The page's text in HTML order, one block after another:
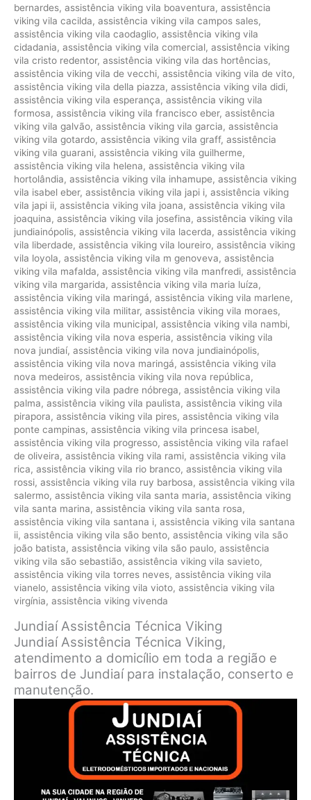
bernardes, assistência viking vila boaventura, assistência
viking vila cacilda, assistência viking vila campos sales,
assistência viking vila caodaglio, assistência viking vila
cidadania, assistência viking vila comercial, assistência viking
vila cristo redentor, assistência viking vila das hortências,
assistência viking vila de vecchi, assistência viking vila de vito,
assistência viking vila della piazza, assistência viking vila didi,
assistência viking vila esperança, assistência viking vila
formosa, assistência viking vila francisco eber, assistência
viking vila galvão, assistência viking vila garcia, assistência
viking vila gotardo, assistência viking vila graff, assistência
viking vila guarani, assistência viking vila guilherme,
assistência viking vila helena, assistência viking vila
hortolândia, assistência viking vila inhamupe, assistência viking
vila isabel eber, assistência viking vila japi i, assistência viking
vila japi ii, assistência viking vila joana, assistência viking vila
joaquina, assistência viking vila josefina, assistência viking vila
jundiainópolis, assistência viking vila lacerda, assistência viking
vila liberdade, assistência viking vila loureiro, assistência viking
vila loyola, assistência viking vila m genoveva, assistência
viking vila mafalda, assistência viking vila manfredi, assistência
viking vila margarida, assistência viking vila maria luíza,
assistência viking vila maringá, assistência viking vila marlene,
assistência viking vila militar, assistência viking vila moraes,
assistência viking vila municipal, assistência viking vila nambi,
assistência viking vila nova esperia, assistência viking vila
nova jundiaí, assistência viking vila nova jundiainópolis,
assistência viking vila nova maringá, assistência viking vila
nova medeiros, assistência viking vila nova república,
assistência viking vila padre nóbrega, assistência viking vila
palma, assistência viking vila paulista, assistência viking vila
pirapora, assistência viking vila pires, assistência viking vila
ponte campinas, assistência viking vila princesa isabel,
assistência viking vila progresso, assistência viking vila rafael
de oliveira, assistência viking vila rami, assistência viking vila
rica, assistência viking vila rio branco, assistência viking vila
rossi, assistência viking vila ruy barbosa, assistência viking vila
salermo, assistência viking vila santa maria, assistência viking
vila santa marina, assistência viking vila santa rosa,
assistência viking vila santana i, assistência viking vila santana
ii, assistência viking vila são bento, assistência viking vila são
joão batista, assistência viking vila são paulo, assistência
viking vila são sebastião, assistência viking vila savieto,
assistência viking vila torres neves, assistência viking vila
vianelo, assistência viking vila vioto, assistência viking vila
virgínia, assistência viking vivenda
Jundiaí Assistência Técnica Viking
Jundiaí Assistência Técnica Viking,
atendimento a domicílio em toda a região e
bairros de Jundiaí para instalação, conserto e
manutenção.